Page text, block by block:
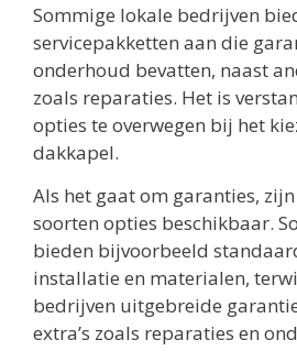
Sommige lokale bedrijven
servicepakketten aan die
onderhoud bevatten, naast
zoals reparaties. Het is
opties te overwegen bij het
dakkapel.
Als het gaat om garanties,
soorten opties beschikbaar.
bieden bijvoorbeeld
installatie en materialen,
bedrijven uitgebreide
extra’s zoals reparaties en